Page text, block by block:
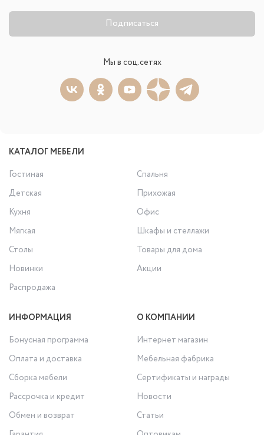
Подписаться
Мы в соц.сетях
КАТАЛОГ МЕБЕЛИ
Гостиная
Спальня
Детская
Прихожая
Кухня
Офис
Мягкая
Шкафы и стеллажи
Столы
Товары для дома
Новинки
Акции
Распродажа
ИНФОРМАЦИЯ
Бонусная программа
Оплата и доставка
Сборка мебели
Рассрочка и кредит
Обмен и возврат
О КОМПАНИИ
Интернет магазин
Мебельная фабрика
Сертификаты и награды
Новости
Статьи